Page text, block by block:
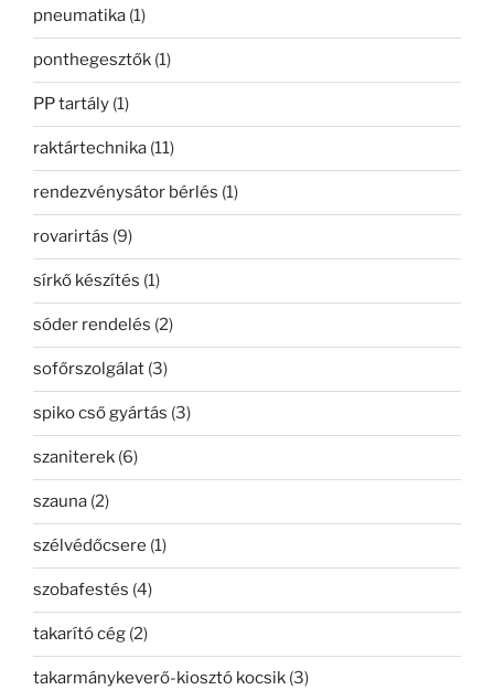
pneumatika (1)
ponthegesztők (1)
PP tartály (1)
raktártechnika (11)
rendezvénysátor bérlés (1)
rovarirtás (9)
sírkő készítés (1)
sóder rendelés (2)
sofőrszolgálat (3)
spiko cső gyártás (3)
szaniterek (6)
szauna (2)
szélvédőcsere (1)
szobafestés (4)
takarító cég (2)
takarmánykeverő-kiosztó kocsik (3)